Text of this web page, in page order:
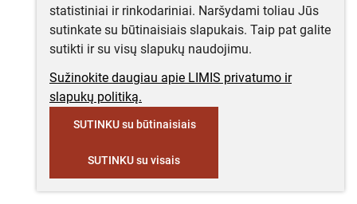
statistiniai ir rinkodariniai. Naršydami toliau Jūs
sutinkate su būtinaisiais slapukais. Taip pat galite
sutikti ir su visų slapukų naudojimu.
Sužinokite daugiau apie LIMIS privatumo ir
slapukų politiką.
SUTINKU su būtinaisiais
SUTINKU su visais